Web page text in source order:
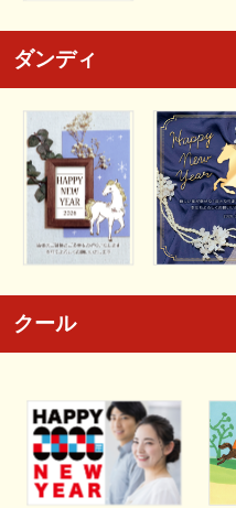
ダンディ
クール